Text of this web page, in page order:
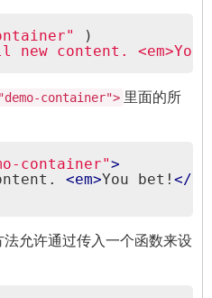
)
new content. <em>You
container"> 里面的所
container">
<em>You bet! </
法允许通过传入一个函数来设